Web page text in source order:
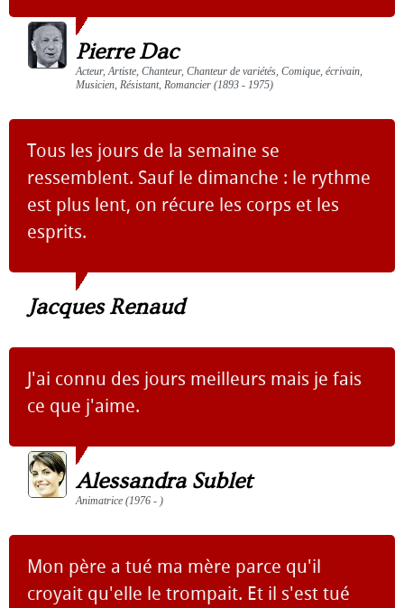
Pierre Dac
Acteur, Artiste, Chanteur, Chanteur de variétés, Comique, écrivain,
Musicien, Résistant, Romancier (1893 - 1975)
Tous les jours de la semaine se
ressemblent. Sauf le dimanche : le rythme
est plus lent, on récure les corps et les
esprits.
Jacques Renaud
J'ai connu des jours meilleurs mais je fais
ce que j'aime.
Alessandra Sublet
Animatrice (1976 - )
Mon père a tué ma mère parce qu'il
croyait qu'elle le trompait. Et il s'est tué